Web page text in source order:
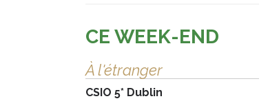
CE WEEK-END
À l'étranger
CSIO 5* Dublin